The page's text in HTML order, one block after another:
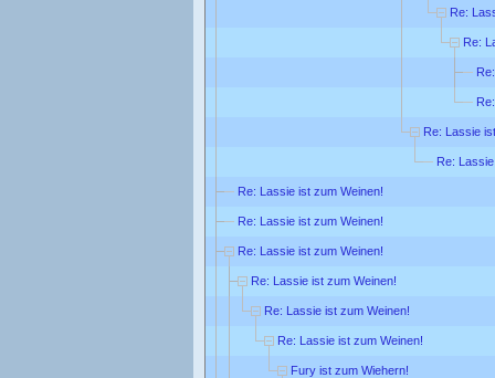
Re:
Re:
Re: Lassie
Re:
Re: Lassie ist zum Weinen!
Re: Lassie ist zum Weinen!
Re: Lassie ist zum Weinen!
Re: Lassie ist zum Weinen!
Re: Lassie ist zum Weinen!
Re: Lassie ist zum Weinen!
Fury ist zum Wiehern!